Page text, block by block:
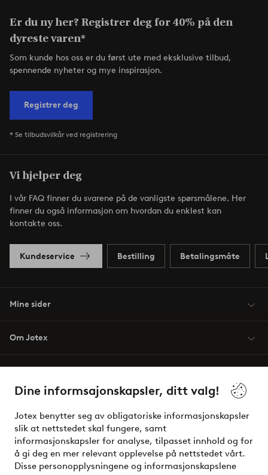
Dine informsajonskapsler, ditt valg!
Jotex benytter seg av obligatoriske informasjonskapsler
slik at nettstedet skal fungere, samt
informasjonskapsler for analyse, tilpasset innhold og for
å gi deg en mer relevant opplevelse på nettstedet vårt.
Disse personopplysningene og informasjonskapslene
Er du ny her? Registrer deg for 40% på den
dyreste varen*
Som kunde hos oss er du først ute med eksklusive tilbud,
spennende nyheter og mye inspirasjon.
Registrer deg
* Se tilbudsvilkår ved registrering
Vi hjelper deg
I vår FAQ finner du svarene på de vanligste spørsmålene. Her
finner du også informasjon om hvordan du enklest kan
kontakte oss.
Kundeservice Bestilling Betalingsmåte
Mine sider
Om Jotex
Venner